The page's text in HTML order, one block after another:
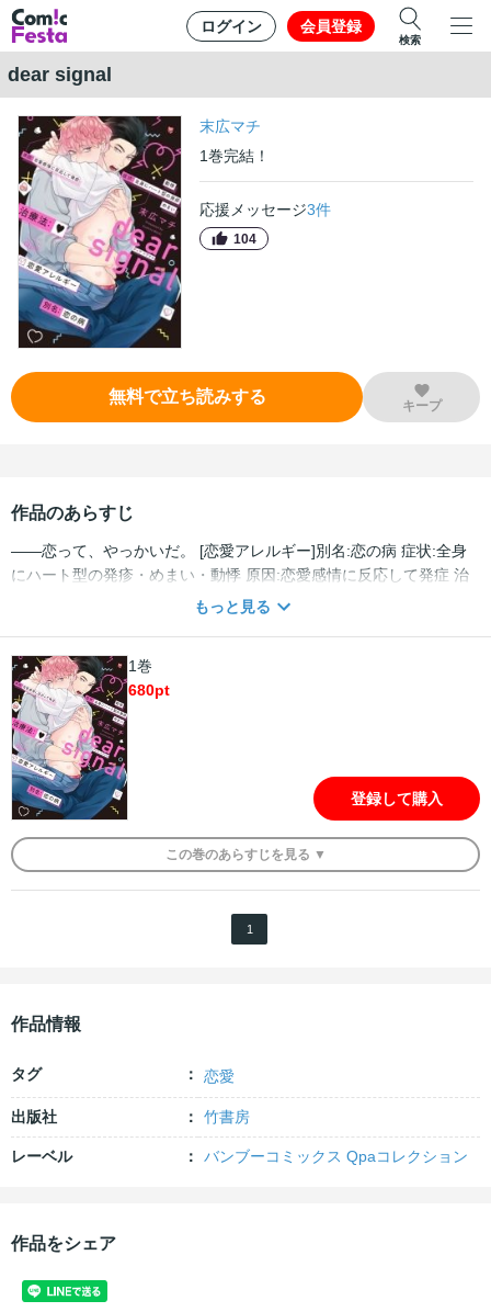
ログイン 会員登録
検索
dear signal
末広マチ
1巻完結！
応援メッセージ3件
104
無料で立ち読みする キープ
作品のあらすじ
――恋って、やっかいだ。 [恋愛アレルギー]別名:恋の病 症状:全身
にハート型の発疹・めまい・動悸 原因:恋愛感情に反応して発症 治
療法:……？？？ 幼馴染・ハナメのかわいい笑顔にきゅんっと射抜か
れるそのアレルギーを抑えるため処方された恋心を抑制するハート
型の薬に、その日から、[恋]を奪われた――。 キスもセックスもで
きるのに恋の仕方はわからない…！？ ハート型の発疹に要注意！ 恋
愛アレルギーによって恋を抑制された幼馴染達の、 ハートまみれの
ピュアラブシック！ ふたりの主治医・三好先生の過去編も同時収
録。 ★単行本カバー下画像収録★ 【電子限定で描き下ろしの４ペー
ジ漫画が収録されています。】
もっと見る
1巻
680pt
登録して購入
この巻のあらすじを 見る ▼
1
作品情報
タグ 恋愛
出版社 竹書房
レーベル バンブーコミックス Qpaコレクション
作品をシェア